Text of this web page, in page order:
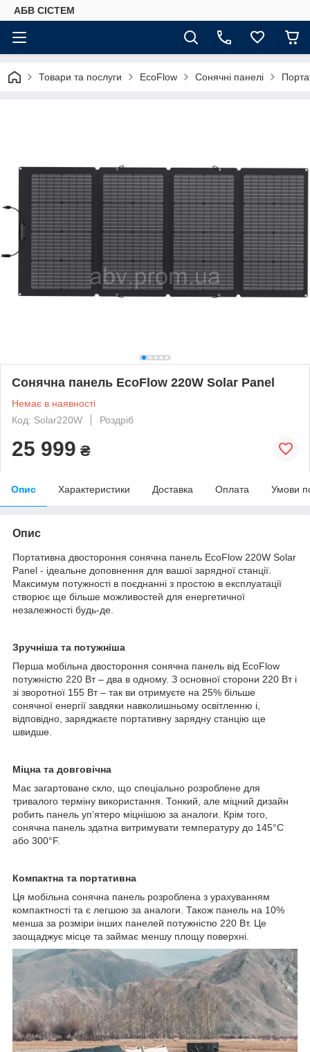
АБВ СІСТЕМ
Товари та послуги EcoFlow Сонячні панелі
Сонячна панель EcoFlow 220W Solar Panel
Немає в наявності
Код: Solar220W
Роздріб
25 999 ₴
Опис Характеристики Доставка Оплата Умови
Опис
Портативна двостороння сонячна панель EcoFlow 220W Solar
Panel - ідеальне доповнення для вашої зарядної станції.
Максимум потужності в поєднанні з простою в експлуатації
створює ще більше можливостей для енергетичної
незалежності будь-де.
Зручніша та потужніша
Перша мобільна двостороння сонячна панель від EcoFlow
потужністю 220 Вт – два в одному. З основної сторони 220 Вт і
зі зворотної 155 Вт – так ви отримуєте на 25% більше
сонячної енергії завдяки навколишньому освітленню і,
відповідно, заряджаєте портативну зарядну станцію ще
швидше.
Міцна та довговічна
Має загартоване скло, що спеціально розроблене для
тривалого терміну використання. Тонкий, але міцний дизайн
робить панель уп’ятеро міцнішою за аналоги. Крім того,
сонячна панель здатна витримувати температуру до 145°С
або 300°F.
Компактна та портативна
Ця мобільна сонячна панель розроблена з урахуванням
компактності та є легшою за аналоги. Також панель на 10%
менша за розміри інших панелей потужністю 220 Вт. Це
заощаджує місце та займає меншу площу поверхні.